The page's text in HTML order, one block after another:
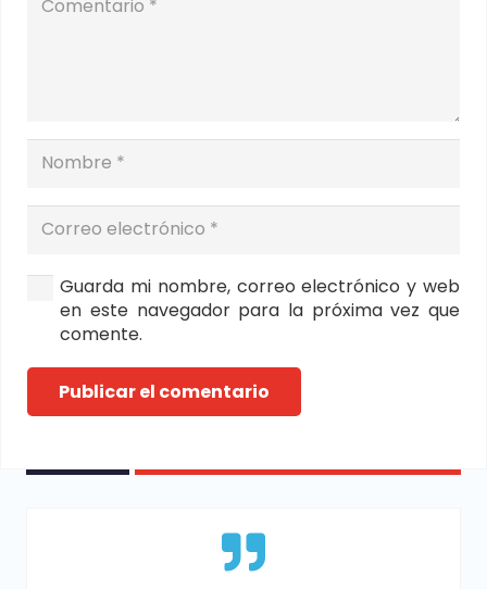
Guarda mi nombre, correo electrónico y web
en este navegador para la próxima vez que
comente.
Publicar el comentario